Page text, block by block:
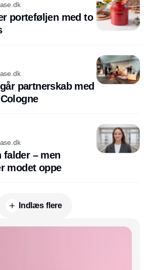
porteføljen med to
partnerskab med
– men
modet oppe
Indlæs flere
Annonce